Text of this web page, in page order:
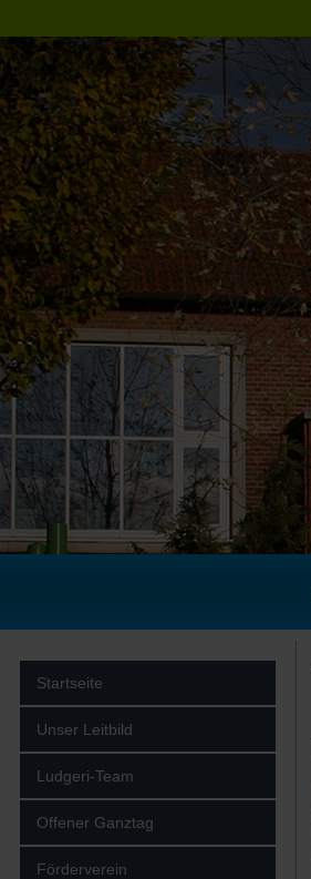
Startseite
Unser Leitbild
Ludgeri-Team
Offener Ganztag
Förderverein